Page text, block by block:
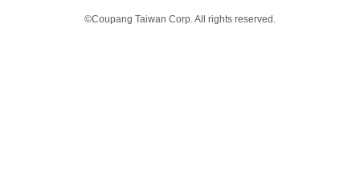
©Coupang Taiwan Corp. All rights reserved.